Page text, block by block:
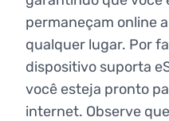
permaneçam online
qualquer lugar. Por
dispositivo suporta
você esteja pronto
internet. Observe